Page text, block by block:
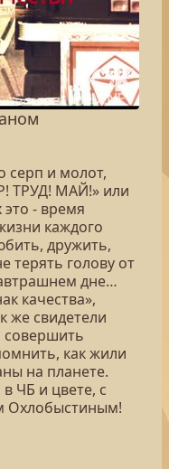
серп и молот,
ТРУД! МАЙ!» или
- время
каждого
дружить,
терять голову от
дне…
качества»,
же свидетели
совершить
как жили
на планете.
ЧБ и цвете, с
Охлобыстиным!